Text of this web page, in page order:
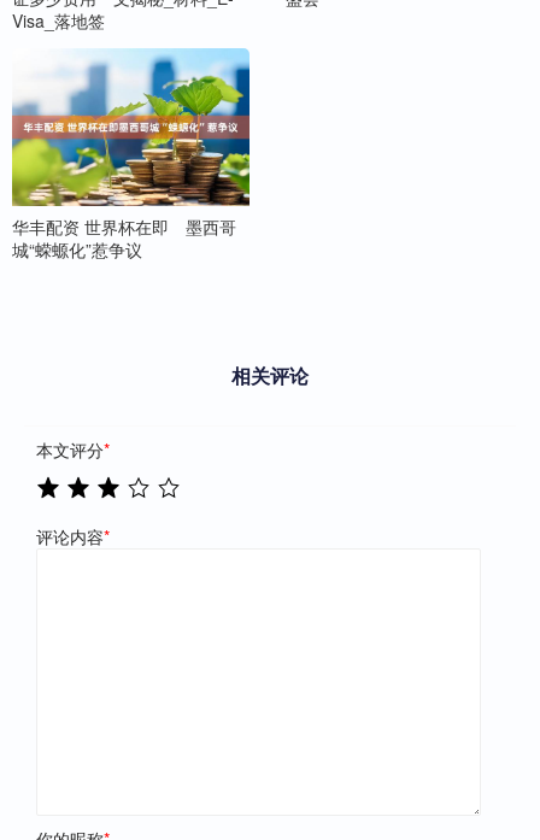
Visa_落地签
华丰配资 世界杯在即 墨西哥
城“蝾螈化”惹争议
相关评论
本文评分*
评论内容*